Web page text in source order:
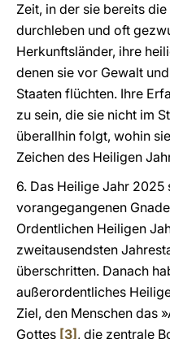
Zeit, in der sie bereits
durchleben und oft
Herkunftsländer, ihre
denen sie vor Gewalt
Staaten flüchten. Ihre
zu sein, die sie nicht im
überallhin folgt, wohin
Zeichen des Heiligen
6. Das Heilige Jahr
vorangegangenen
Ordentlichen Heiligen
zweitausendsten
überschritten. Danach
außerordentliches
Ziel, den Menschen das
Gottes [3] , die zentrale